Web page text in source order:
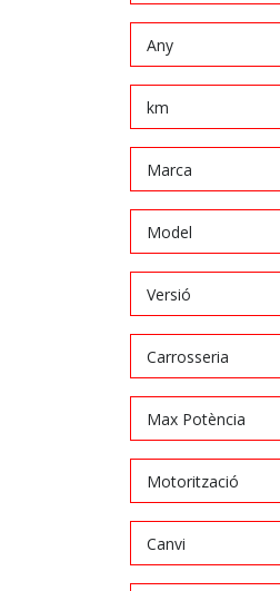
Any
km
Marca
Model
Versió
Carrosseria
Max Potència
Motorització
Canvi